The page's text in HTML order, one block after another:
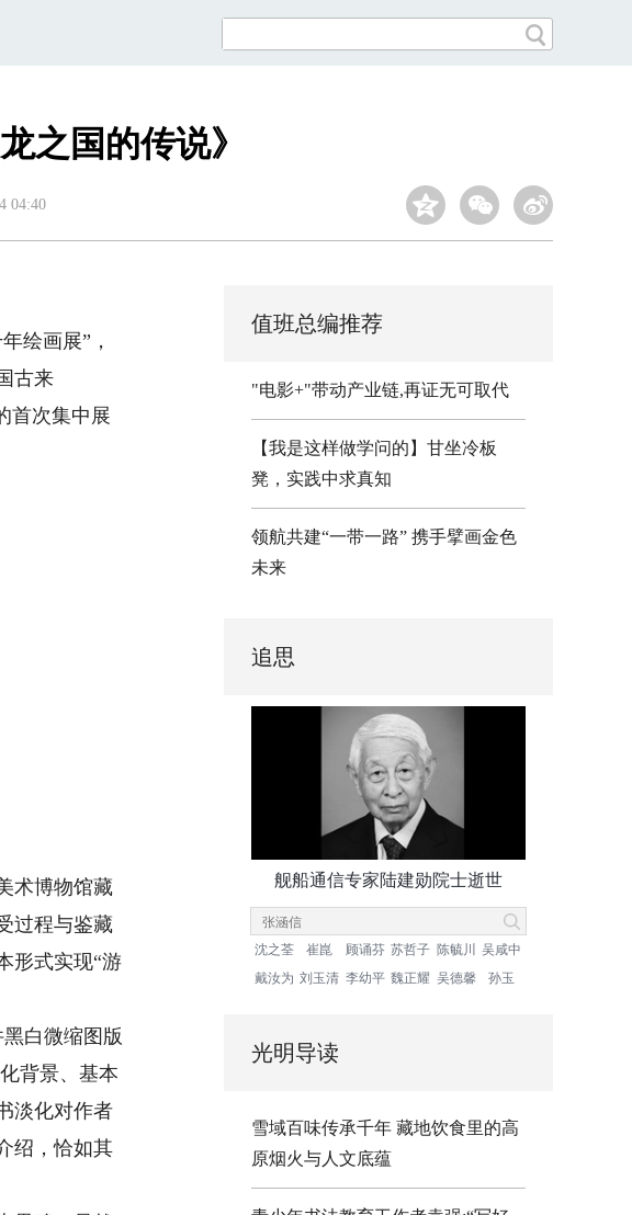
之国的传说》
04:40
绘画展”，
古来
首次集中展
术博物馆藏
过程与鉴藏
形式实现“游
白微缩图版
背景、基本
淡化对作者
绍，恰如其
值班总编推荐
"电影+"带动产业链,再证无可取代
【我是这样做学问的】甘坐冷板
凳，实践中求真知
领航共建“一带一路” 携手擘画金色
未来
追思
舰船通信专家陆建勋院士逝世
沈之荃 崔崑 顾诵芬 苏哲子 陈毓川
吴咸中
戴汝为 刘玉清 李幼平 魏正耀 吴德馨 孙玉
光明导读
雪域百味传承千年 藏地饮食里的高
原烟火与人文底蕴